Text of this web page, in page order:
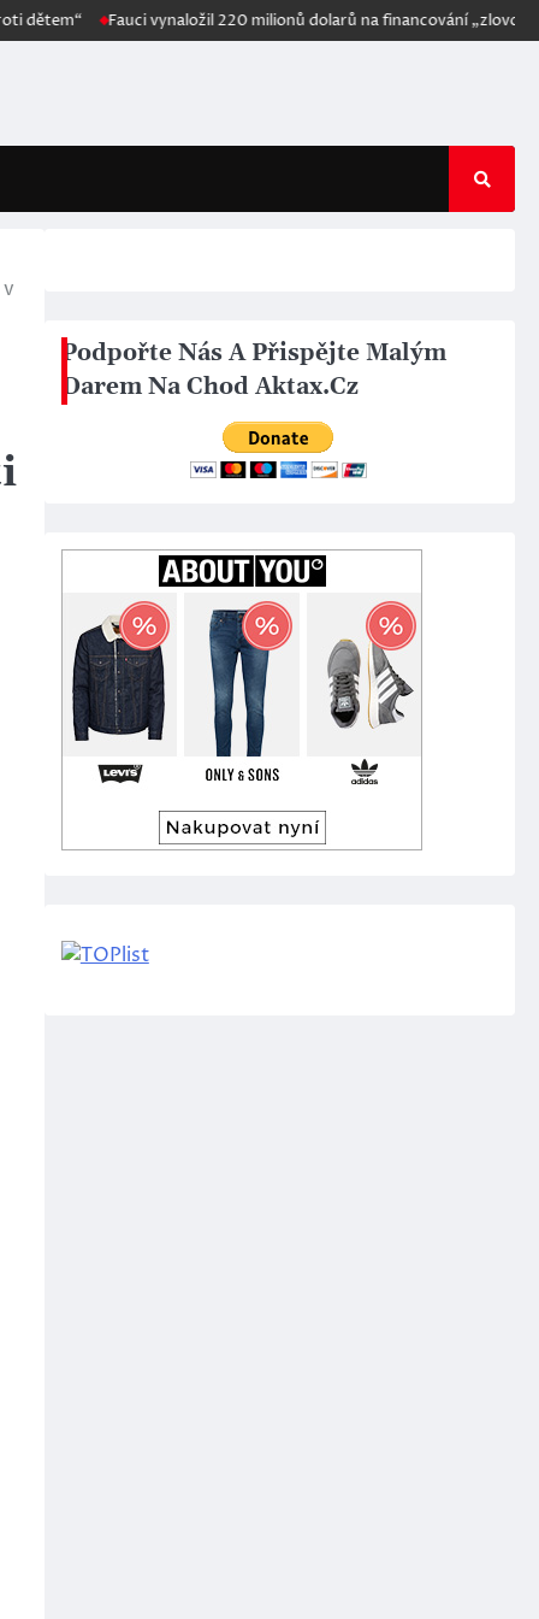
Fauci vynaložil 220 milionů dolarů na financování „zlovolné“
Podpořte Nás A Přispějte Malým
Darem Na Chod Aktax.Cz